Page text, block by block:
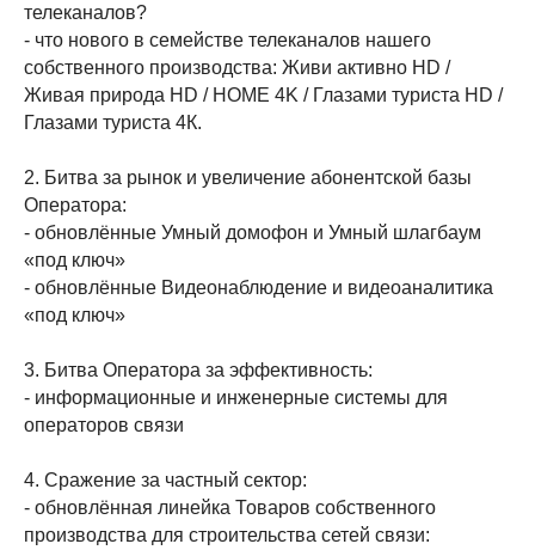
телеканалов?
- что нового в семействе телеканалов нашего
собственного производства: Живи активно HD /
Живая природа HD / HOME 4K / Глазами туриста HD /
Глазами туриста 4К.
2. Битва за рынок и увеличение абонентской базы
Оператора:
- обновлённые Умный домофон и Умный шлагбаум
«под ключ»
- обновлённые Видеонаблюдение и видеоаналитика
«под ключ»
3. Битва Оператора за эффективность:
- информационные и инженерные системы для
операторов связи
4. Сражение за частный сектор:
- обновлённая линейка Товаров собственного
производства для строительства сетей связи: